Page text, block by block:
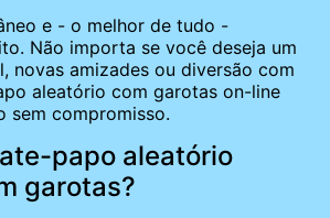
e - o melhor de tudo -
Não importa se você deseja um
novas amizades ou diversão com
aleatório com garotas on-line
sem compromisso.
papo aleatório
garotas?